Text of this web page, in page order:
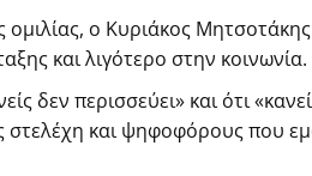
ομιλίας, ο Κυριάκος
και λιγότερο στην κοινωνία.
δεν περισσεύει» και ότι
και ψηφοφόρους που